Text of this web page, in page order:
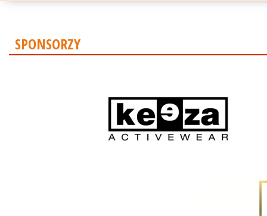
SPONSORZY